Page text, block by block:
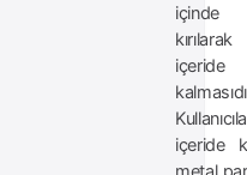
içinde
kırılarak
içeride
içeride